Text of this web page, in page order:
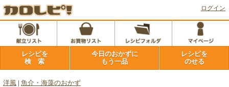
ログイン
レシピを
検 索
今日のおかずに
もう一品
レシピを
のせる
洋風 魚介・海藻のおかず